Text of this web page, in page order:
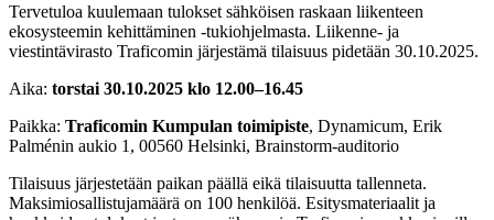
Tervetuloa kuulemaan tulokset sähköisen raskaan liikenteen
ekosysteemin kehittäminen -tukiohjelmasta. Liikenne- ja
viestintävirasto Traficomin järjestämä tilaisuus pidetään 30.10.2025.
Aika: torstai 30.10.2025 klo 12.00–16.45
Paikka: Traficomin Kumpulan toimipiste, Dynamicum, Erik
Palménin aukio 1, 00560 Helsinki, Brainstorm-auditorio
Tilaisuus järjestetään paikan päällä eikä tilaisuutta tallenneta.
Maksimiosallistujamäärä on 100 henkilöä. Esitysmateriaalit ja